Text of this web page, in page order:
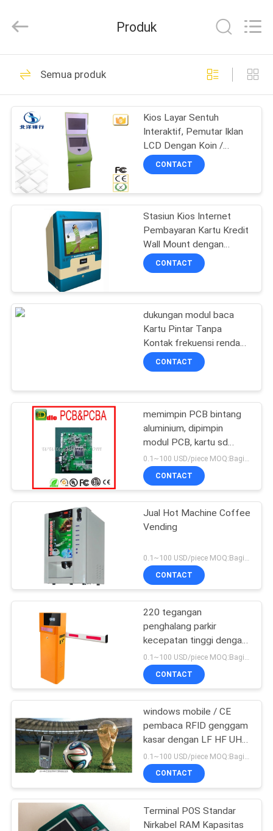
RUMAH
PRODUK
TENTANG
KAMI
TUR
PABRIK
KONTROL
KUALITAS
HUBUNGI
PENAWARAN
SITEMAP
PRIVACY
POLICY
Online
Market.
Reserved.
Pembaca Kartu
Bermotor
59
Pembaca Kartu
Celup
43
Pembaca Kartu
Masukkan Pembaca
Kartu Magnetik
40
Pembaca Kartu
ATM
65
Pembaca Kartu Kios
52
Produk
Semua produk
Kios Layar Sentuh
Interaktif, Pemutar Iklan
LCD Dengan Koin /
Penerima Uang Tunai
CONTACT
Stasiun Kios Internet
Pembayaran Kartu Kredit
Wall Mount dengan
Printer Thermal Kertas
Ukuran A4
CONTACT
dukungan modul baca
Kartu Pintar Tanpa
Kontak frekuensi rendah
EM4200 EM4100
TK4100 UART
CONTACT
memimpin PCB bintang
aluminium, dipimpin
modul PCB, kartu sd
pembaca PCB
0.1~100 USD/piece MOQ:Bagian 1
CONTACT
Jual Hot Machine Coffee
Vending
CONTACT
220 tegangan
penghalang parkir
kecepatan tinggi dengan
tampilan yang dipimpin
dan pembaca jarak jauh
CONTACT
windows mobile / CE
pembaca RFID genggam
kasar dengan LF HF UHF
NFC opsional
CONTACT
Terminal POS Standar
Nirkabel RAM Kapasitas